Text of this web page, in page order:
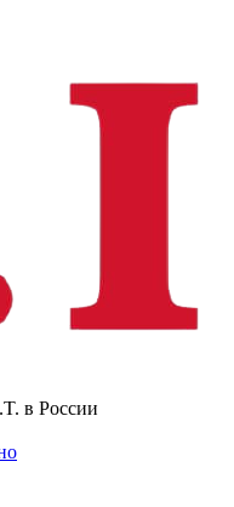
в России